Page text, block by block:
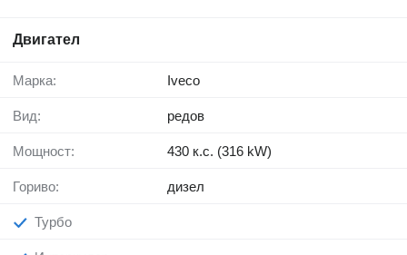
Двигател
Марка: Iveco
Вид: редов
Мощност: 430 к.с. (316 kW)
Гориво: дизел
Турбо